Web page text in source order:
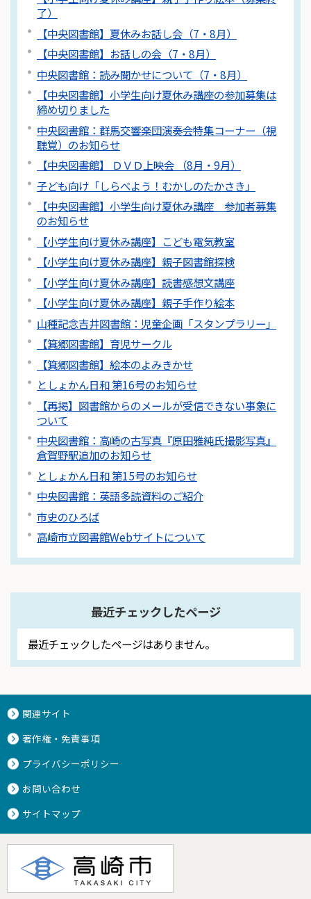
了）
【中央図書館】夏休みお話し会（7・8月）
【中央図書館】お話しの会（7・8月）
中央図書館：読み聞かせについて（7・8月）
【中央図書館】小学生向け夏休み講座の参加募集は
締め切りました
中央図書館：群馬交響楽団演奏会特集コーナー（視
聴覚）のお知らせ
【中央図書館】 ＤＶＤ上映会 （8月・9月）
子ども向け「しらべよう！むかしのたかさき」
【中央図書館】小学生向け夏休み講座 参加者募集
のお知らせ
【小学生向け夏休み講座】こども電気教室
【小学生向け夏休み講座】親子図書館探検
【小学生向け夏休み講座】読書感想文講座
【小学生向け夏休み講座】親子手作り絵本
山種記念吉井図書館：児童企画「スタンプラリー」
【箕郷図書館】育児サークル
【箕郷図書館】絵本のよみきかせ
としょかん日和 第16号のお知らせ
【再掲】図書館からのメールが受信できない事象に
ついて
中央図書館：高崎の古写真『原田雅純氏撮影写真』
倉賀野駅追加のお知らせ
としょかん日和 第15号のお知らせ
中央図書館：英語多読資料のご紹介
市史のひろば
高崎市立図書館Webサイトについて
最近チェックしたページ
最近チェックしたページはありません。
関連サイト
著作権・免責事項
プライバシーポリシー
お問い合わせ
サイトマップ